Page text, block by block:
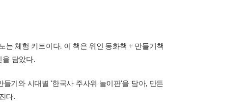
는 체험 키트이다. 이 책은 위인 동화책 + 만들기책
을 담았다.
기와 시대별 '한국사 주사위 놀이판'을 담아, 만든
다.